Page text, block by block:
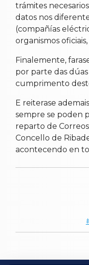
trámites
datos nos
(compañías
organismos oficiais,
Finalemente,
por parte das
cumprimento
E reiterase
sempre se poden
reparto de
Concello de
acontecendo en